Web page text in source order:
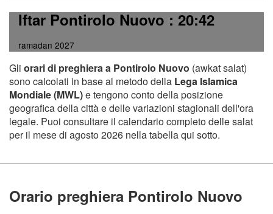
Iftar Pontirolo Nuovo: 20:42
ramadan 2027
Gli orari di preghiera a Pontirolo Nuovo (awkat salat)
sono calcolati in base al metodo della Lega Islamica
Mondiale (MWL)e tengono conto della posizione
geografica della città e delle variazioni stagionali dell'ora
legale. Puoi consultare il calendario completo delle salat
per il mese di agosto 2026 nella tabella qui sotto.
Orario preghiera Pontirolo Nuovo